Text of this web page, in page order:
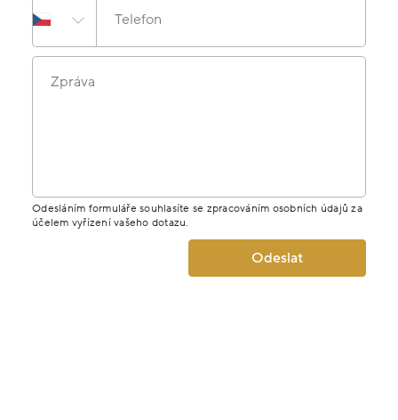
Telefon
Zpráva
Odesláním formuláře souhlasíte se zpracováním osobních údajů za
účelem vyřízení vašeho dotazu.
Odeslat